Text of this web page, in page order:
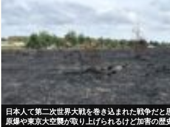
日本人て第二次世界大戦を巻き込まれた戦争だと
原爆や東京大空襲が取り上げられるけど加害の歴